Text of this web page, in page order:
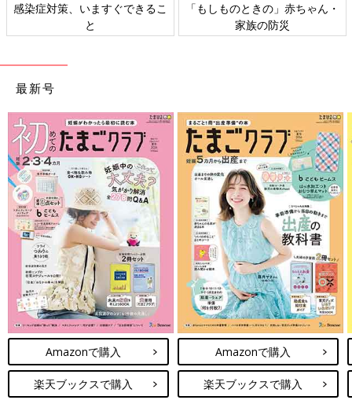
さらにつっこみが止まらない育児日記
Amazonで見る
前の話
真空断熱食洗機可の
水筒（UMA)【御手洗
直子のコマダム日記
＃162】
次の話
チケ取り中にカードが
ロックされるとこうな
る【御手洗直子のコマ
ダム日記 ＃164】
感染症対策、いますぐできるこ
と
「もしものときの」赤ちゃん・
家族の防災
最新号
Amazonで購入
楽天ブックスで購入
Amazonで購入
楽天ブックスで購入